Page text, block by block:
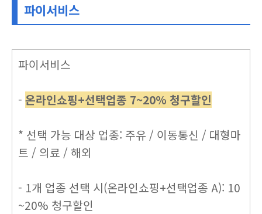
파이서비스
파이서비스
- 온라인쇼핑+선택업종 7~20% 청구할인
* 선택 가능 대상 업종: 주유 / 이동통신 / 대형마
트 / 의료 / 해외
- 1개 업종 선택 시(온라인쇼핑+선택업종 A): 10
~20% 청구할인